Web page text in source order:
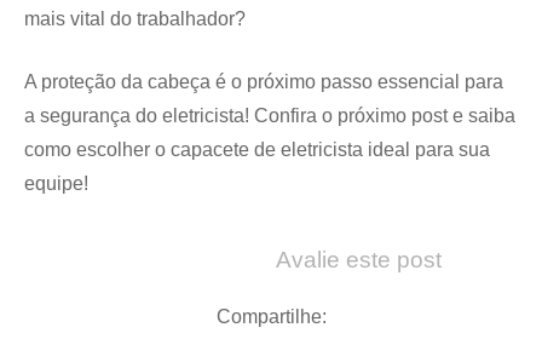
mais vital do trabalhador?
A proteção da cabeça é o próximo passo essencial para
a segurança do eletricista! Confira o próximo post e saiba
como escolher o capacete de eletricista ideal para sua
equipe!
Avalie este post
Compartilhe: